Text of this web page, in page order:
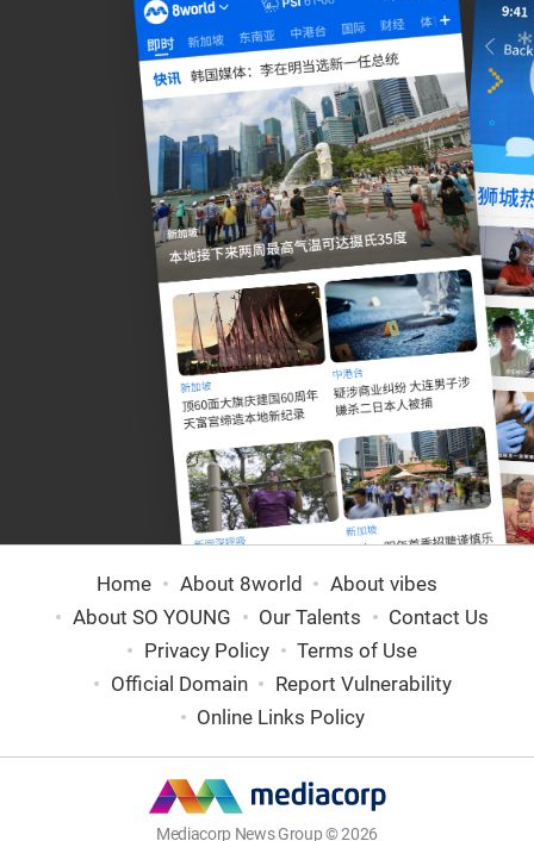
Home About 8world
About vibes
About SO YOUNG
Our Talents
Contact Us
Privacy Policy
Terms of Use
Official Domain
Report Vulnerability
Online Links Policy
Mediacorp News Group © 2026